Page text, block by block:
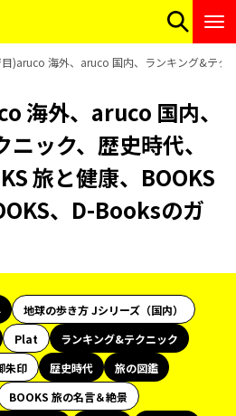
)aruco 海外、aruco 国内、ランキング&テク
海外、aruco 国内、
ック、歴史時代、
旅と健康、BOOKS
、D-Booksのガ
地球の歩き方 Jシリーズ（国内）
Plat
ランキング&テクニック
朱印 歴史時代
旅の図鑑
BOOKS 旅の名言＆絶景